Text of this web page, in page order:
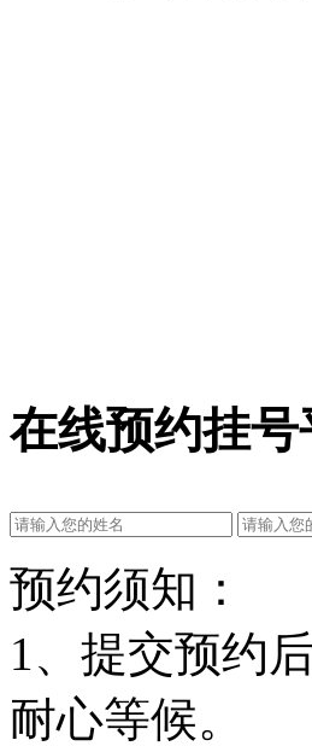
在线预约挂号
预约须知：
1、提交预约
耐心等候。